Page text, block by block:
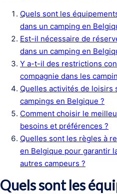
Quels sont les
dans un camping en
Est-il nécessaire de
dans un camping en
Y a-t-il des restrictions
compagnie dans les
Quelles activités de loisirs
campings en Belgique ?
Comment choisir le
besoins et préférences ?
Quelles sont les règles à
en Belgique pour garantir
autres campeurs ?
Quels sont les